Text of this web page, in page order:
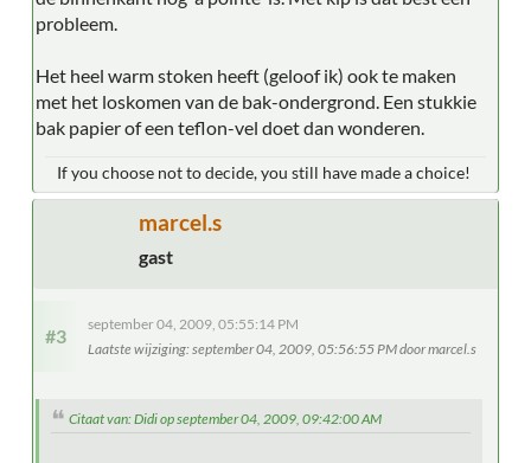
probleem.
Het heel warm stoken heeft (geloof ik) ook te maken
met het loskomen van de bak-ondergrond. Een stukkie
bak papier of een teflon-vel doet dan wonderen.
If you choose not to decide, you still have made a choice!
marcel.s
gast
#3
september 04, 2009, 05:55:14 PM
Laatste wijziging: september 04, 2009, 05:56:55 PM door marcel.s
Citaat van: Didi op september 04, 2009, 09:42:00 AM